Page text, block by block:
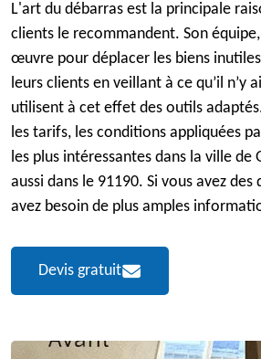
L'art du débarras est la principale
clients le recommandent. Son
œuvre pour déplacer les biens
leurs clients en veillant à ce qu’il n’y
utilisent à cet effet des outils
les tarifs, les conditions appliquées
les plus intéressantes dans la ville de
aussi dans le 91190. Si vous avez
avez besoin de plus amples
Devis gratuit